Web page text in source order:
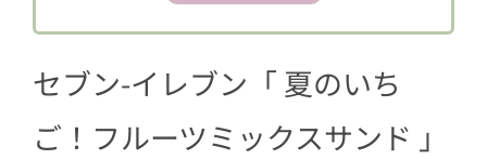
セブン-イレブン「 夏のいち
ご！フルーツミックスサンド 」